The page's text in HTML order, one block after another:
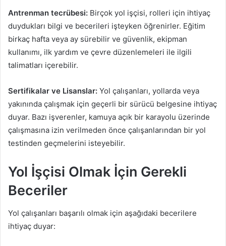
Antrenman tecrübesi: Birçok yol işçisi, rolleri için ihtiyaç
duydukları bilgi ve becerileri işteyken öğrenirler. Eğitim
birkaç hafta veya ay sürebilir ve güvenlik, ekipman
kullanımı, ilk yardım ve çevre düzenlemeleri ile ilgili
talimatları içerebilir.
Sertifikalar ve Lisanslar: Yol çalışanları, yollarda veya
yakınında çalışmak için geçerli bir sürücü belgesine ihtiyaç
duyar. Bazı işverenler, kamuya açık bir karayolu üzerinde
çalışmasına izin verilmeden önce çalışanlarından bir yol
testinden geçmelerini isteyebilir.
Yol İşçisi Olmak İçin Gerekli
Beceriler
Yol çalışanları başarılı olmak için aşağıdaki becerilere
ihtiyaç duyar: